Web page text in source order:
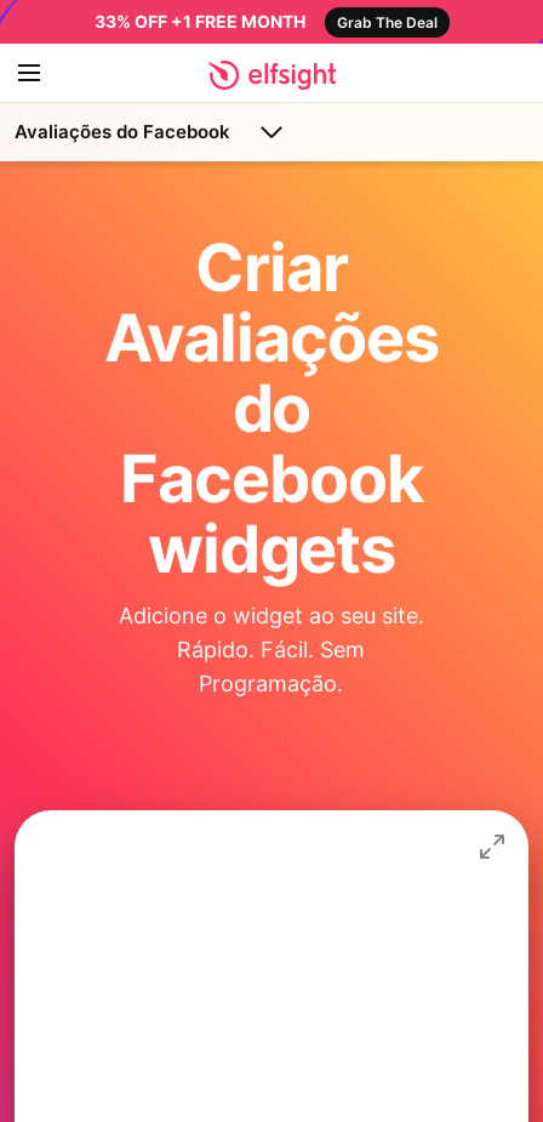
33% OFF +1 FREE MONTH Grab The Deal
Avaliações do Facebook
Criar
Avaliações
do
Facebook
widgets
Adicione o widget ao seu site.
Rápido. Fácil. Sem
Programação.